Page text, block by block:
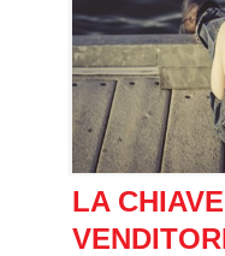
LA